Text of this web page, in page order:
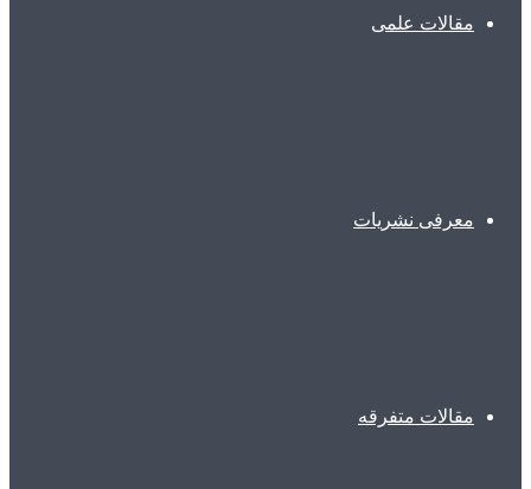
مقالات علمی
معرفی نشریات
مقالات متفرقه